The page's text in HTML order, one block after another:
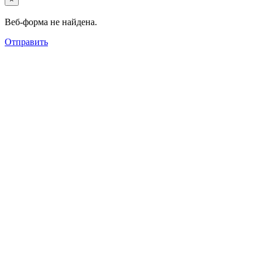
Веб-форма не найдена.
Отправить